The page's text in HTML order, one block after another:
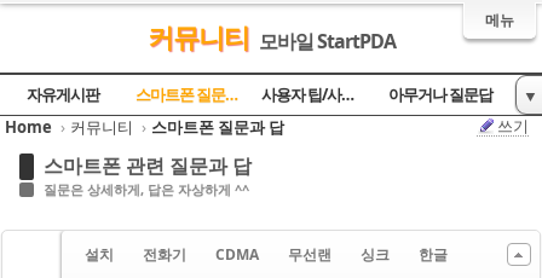
메뉴
커뮤니티 모바일 StartPDA
자유게시판 스마트폰 질문과 답 사용자 팁/사용기
아무거나 질문답
토론의 장
▼
Home › 커뮤니티 › 스마트폰 질문과 답 쓰기
스마트폰 관련 질문과 답
질문은 상세하게, 답은 자상하게 ^^
설치 전화기 CDMA 무선랜 싱크
한글
Sketchbook5, 스케치북5
Sketchbook5, 스케치북5
Sketchbook5, 스케치북5
Sketchbook5, 스케치북5